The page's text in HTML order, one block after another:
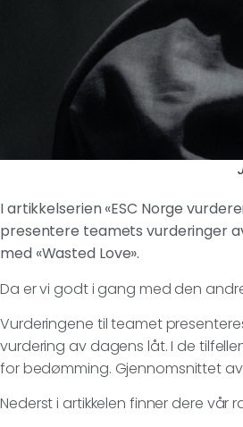
I artikkelserien «ESC Norge
presentere teamets vurderinger
med «Wasted Love».
Da er vi godt i gang med den
Vurderingene til teamet
vurdering av dagens låt. I de
for bedømming. Gjennomsnittet
Nederst i artikkelen finner dere vår